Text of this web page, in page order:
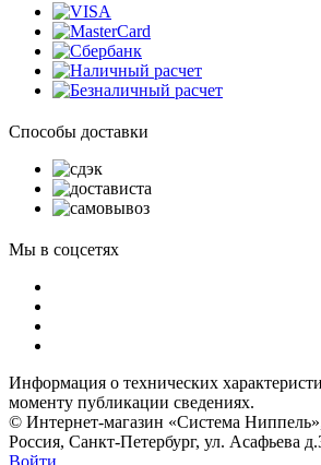
Способы доставки
Мы в соцсетях
Информация о технических
моменту публикации сведениях.
© Интернет-магазин «Система
Россия, Санкт-Петербург, ул. Асафьева
Войти